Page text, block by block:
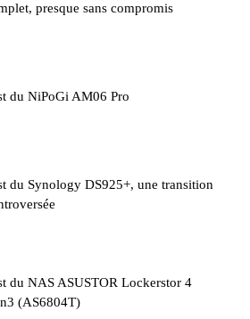
presque sans compromis
du NiPoGi AM06 Pro
du Synology DS925+, une transition
du NAS ASUSTOR Lockerstor 4
(AS6804T)